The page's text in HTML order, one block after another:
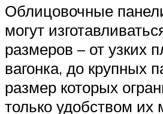
Облицовочные
могут
размеров – от узких
вагонка, до крупных
размер которых
только удобством их